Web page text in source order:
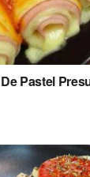
Pastel